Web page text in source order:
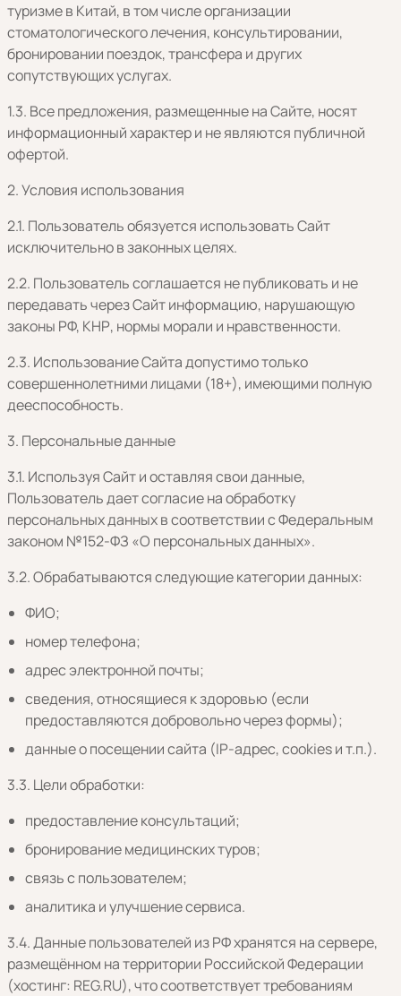
туризме в Китай, в том числе организации
стоматологического лечения, консультировании,
бронировании поездок, трансфера и других
сопутствующих услугах.
1.3. Все предложения, размещенные на Сайте, носят
информационный характер и не являются публичной
офертой.
2. Условия использования
2.1. Пользователь обязуется использовать Сайт
исключительно в законных целях.
2.2. Пользователь соглашается не публиковать и не
передавать через Сайт информацию, нарушающую
законы РФ, КНР, нормы морали и нравственности.
2.3. Использование Сайта допустимо только
совершеннолетними лицами (18+), имеющими полную
дееспособность.
3. Персональные данные
3.1. Используя Сайт и оставляя свои данные,
Пользователь дает согласие на обработку
персональных данных в соответствии с Федеральным
законом №152-ФЗ «О персональных данных».
3.2. Обрабатываются следующие категории данных:
ФИО;
номер телефона;
адрес электронной почты;
сведения, относящиеся к здоровью (если
предоставляются добровольно через формы);
данные о посещении сайта (IP-адрес, cookies и т.п.).
3.3. Цели обработки:
предоставление консультаций;
бронирование медицинских туров;
связь с пользователем;
аналитика и улучшение сервиса.
3.4. Данные пользователей из РФ хранятся на сервере,
размещённом на территории Российской Федерации
(хостинг: REG.RU), что соответствует требованиям